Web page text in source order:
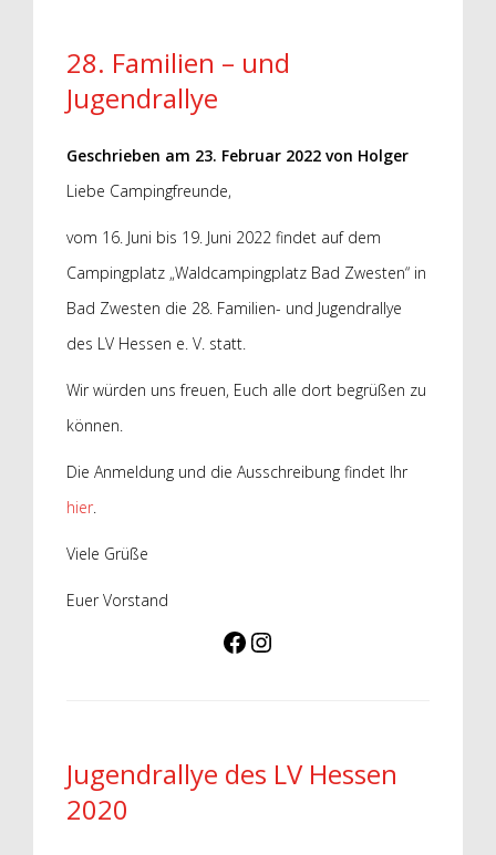
28. Familien – und
Jugendrallye
Geschrieben am 23. Februar 2022 von Holger
Liebe Campingfreunde,
vom 16. Juni bis 19. Juni 2022 findet auf dem
Campingplatz „Waldcampingplatz Bad Zwesten“ in
Bad Zwesten die 28. Familien- und Jugendrallye
des LV Hessen e. V. statt.
Wir würden uns freuen, Euch alle dort begrüßen zu
können.
Die Anmeldung und die Ausschreibung findet Ihr
hier.
Viele Grüße
Euer Vorstand
LV Hessen auf Facebook
LV Hessen auf Instagram
Jugendrallye des LV Hessen
2020